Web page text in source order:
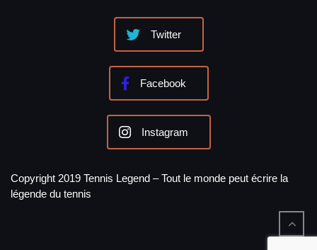
Twitter
Facebook
Instagram
Copyright 2019 Tennis Legend – Tout le monde peut écrire la
légende du tennis